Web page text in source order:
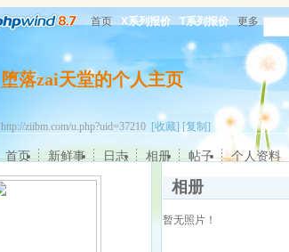
首页 X系列报价 T系列报价 更多
堕落zai天堂的个人主页
http://ziibm.com/u.php?uid=37210 [收藏] [复制]
首页 新鲜事 日志 相册 帖子 个人资料
相册
暂无照片！